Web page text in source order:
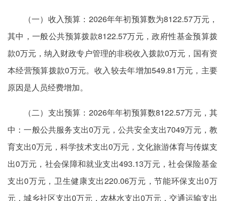
（一）收入预算：2026年年初预算数为8122.57万元，
其中，一般公共预算拨款8122.57万元，政府性基金预算拨
款0万元，纳入财政专户管理的非税收入拨款0万元，国有资
本经营预算拨款0万元。收入较去年增加549.81万元，主要
原因是人员经费增加。
（二）支出预算：2026年年初预算数8122.57万元，其
中：一般公共服务支出0万元，公共安全支出7049万元，教
育支出0万元，科学技术支出0万元，文化旅游体育与传媒支
出0万元，社会保障和就业支出493.13万元，社会保险基金
支出0万元，卫生健康支出220.06万元，节能环保支出0万
元，城乡社区支出0万元，农林水支出0万元，交通运输支出